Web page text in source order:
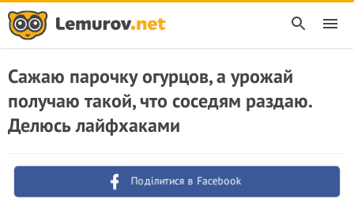
Сажаю парочку огурцов, а урожай
получаю такой, что соседям раздаю.
Делюсь лайфхаками
Поділитися в Facebook